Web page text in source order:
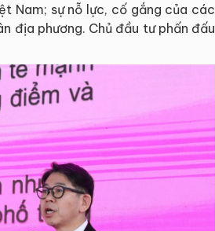
Nam; sự nỗ lực, cố gắng của các
địa phương. Chủ đầu tư phấn đấu